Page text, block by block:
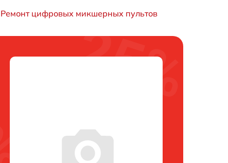
Ремонт цифровых микшерных пультов